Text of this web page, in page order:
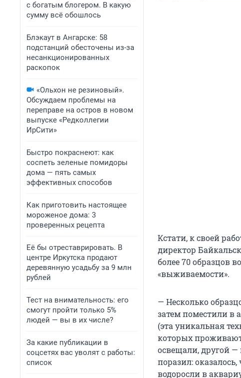
с богатым блогером. В какую
сумму всё обошлось
Блэкаут в Ангарске: 58
подстанций обесточены из-за
несанкционированных
раскопок
«Ольхон не резиновый».
Обсуждаем проблемы на
переправе на остров в новом
выпуске «Редколлегии
ИрСити»
Быстро покраснеют: как
соспеть зеленые помидоры
дома — пять самых
эффективных способов
Как приготовить настоящее
мороженое дома: 3
проверенных рецепта
Её бы отреставрировать. В
центре Иркутска продают
деревянную усадьбу за 9 млн
рублей
Тест на внимательность: его
смогут пройти только 5%
людей — вы в их числе?
За какие публикации в
соцсетях вас уволят с работы:
список
Кстати, к своей
директор
более 70 образцов
«выживаемости».
— Несколько
затем поместили в
(эта уникальная
которых
освещали, другой —
поразил:
водоросли в